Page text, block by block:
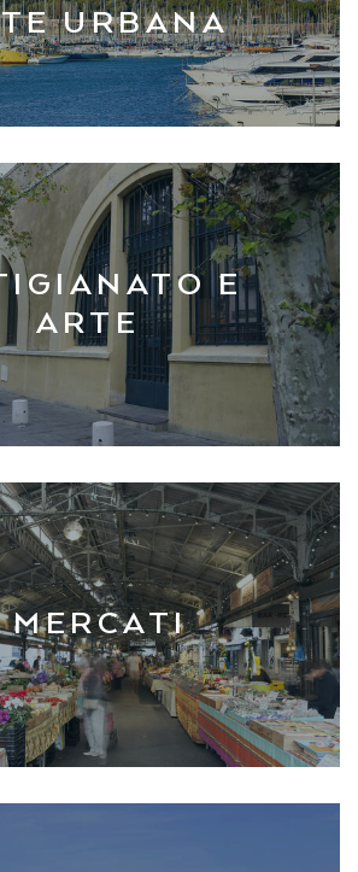
URBANA
E
ARTE
MERCATI